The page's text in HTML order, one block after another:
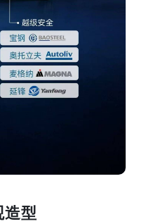
造型